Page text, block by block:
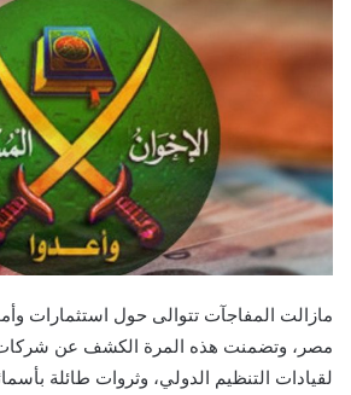
مازالت المفاجآت تتوالى حول استثمارات
مصر، وتضمنت هذه المرة الكشف عن
لقيادات التنظيم الدولي، وثروات طائلة